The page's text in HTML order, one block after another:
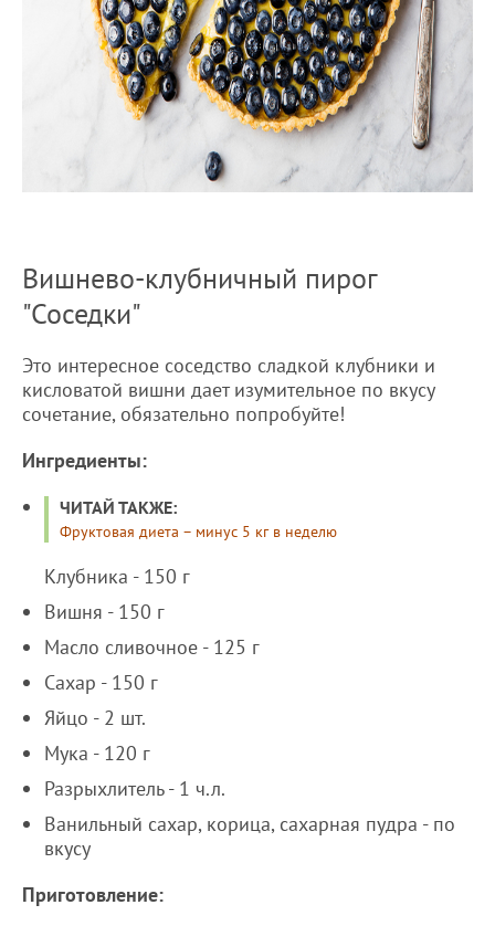
Вишнево-клубничный пирог
"Соседки"
Это интересное соседство сладкой клубники и
кисловатой вишни дает изумительное по вкусу
сочетание, обязательно попробуйте!
Ингредиенты:
ЧИТАЙ ТАКЖЕ:
Фруктовая диета – минус 5 кг в неделю
Клубника - 150 г
Вишня - 150 г
Масло сливочное - 125 г
Сахар - 150 г
Яйцо - 2 шт.
Мука - 120 г
Разрыхлитель - 1 ч.л.
Ванильный сахар, корица, сахарная пудра - по
вкусу
Приготовление: